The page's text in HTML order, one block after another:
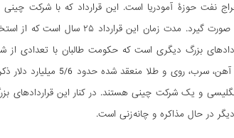
بزرگ دیگری است که حکومت طالبان با تعدادی
معادن سنگ آهن،
و یک شرکت چینی هستند. در کنار این قراردادهای
در حال مذاکره و چانه‌زنی است.